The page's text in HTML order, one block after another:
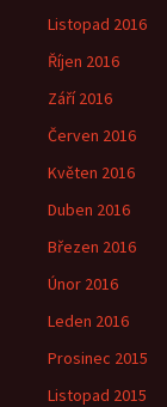
Listopad 2016
Říjen 2016
Září 2016
Červen 2016
Květen 2016
Duben 2016
Březen 2016
Únor 2016
Leden 2016
Prosinec 2015
Listopad 2015